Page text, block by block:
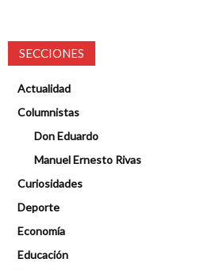
SECCIONES
Actualidad
Columnistas
Don Eduardo
Manuel Ernesto Rivas
Curiosidades
Deporte
Economía
Educación